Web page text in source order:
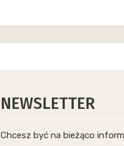
NEWSLETTER
Chcesz być na bieżąco